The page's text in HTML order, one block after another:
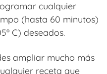
cualquier
(hasta 60 minutos)
C) deseados.
ampliar mucho más
receta que